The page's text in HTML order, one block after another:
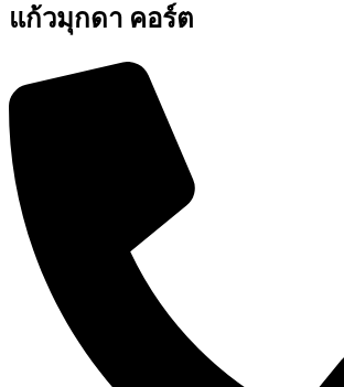
แก้วมุกดา คอร์ต